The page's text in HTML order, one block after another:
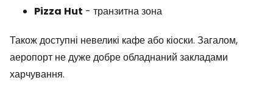
Pizza Hut - транзитна зона
Також доступні невеликі кафе або кіоски. Загалом,
аеропорт не дуже добре обладнаний закладами
харчування.